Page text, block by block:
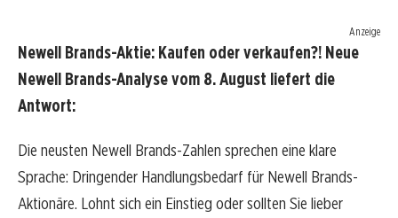
Anzeige
Newell Brands-Aktie: Kaufen oder verkaufen?! Neue
Newell Brands-Analyse vom 8. August liefert die
Antwort:
Die neusten Newell Brands-Zahlen sprechen eine klare
Sprache: Dringender Handlungsbedarf für Newell Brands-
Aktionäre. Lohnt sich ein Einstieg oder sollten Sie lieber